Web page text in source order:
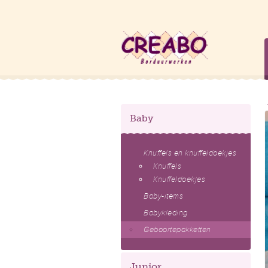
Baby
Knuffels en knuffeldoekjes
Knuffels
Knuffeldoekjes
Baby-items
Babykleding
Geboortepakketten